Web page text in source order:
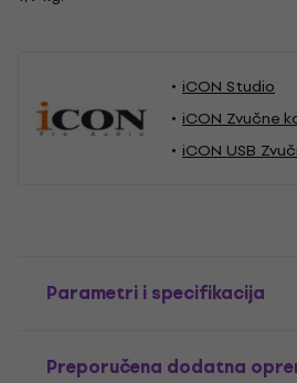
iCON Studio
iCON Zvučne
iCON USB
Parametri i specifikacija
Preporučena dodatna